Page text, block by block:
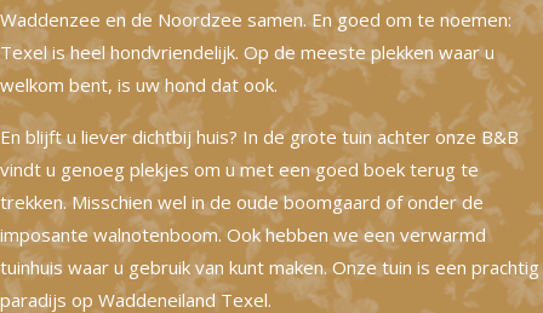
Waddenzee en de Noordzee samen. En goed om te noemen:
Texel is heel hondvriendelijk. Op de meeste plekken waar u
welkom bent, is uw hond dat ook.
En blijft u liever dichtbij huis? In de grote tuin achter onze B&B
vindt u genoeg plekjes om u met een goed boek terug te
trekken. Misschien wel in de oude boomgaard of onder de
imposante walnotenboom. Ook hebben we een verwarmd
tuinhuis waar u gebruik van kunt maken. Onze tuin is een prachtig
paradijs op Waddeneiland Texel.